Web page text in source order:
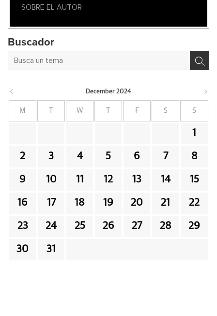
SOBRE EL AUTOR
Buscador
December 2024
M W F S S
1
2 3 4 5 6 7 8
9 10 11 12 13 14 15
16 17 18 19 20 21 22
23 24 25 26 27 28 29
30 31